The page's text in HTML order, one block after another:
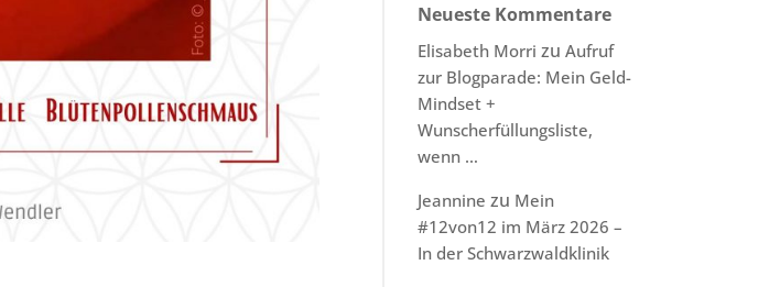
Neueste Kommentare
Elisabeth Morri zuAufruf
zur Blogparade: Mein Geld-
Mindset +
Wunscherfüllungsliste,
wenn …
Jeannine zu Mein
#12von12 im März 2026 –
In der Schwarzwaldklinik